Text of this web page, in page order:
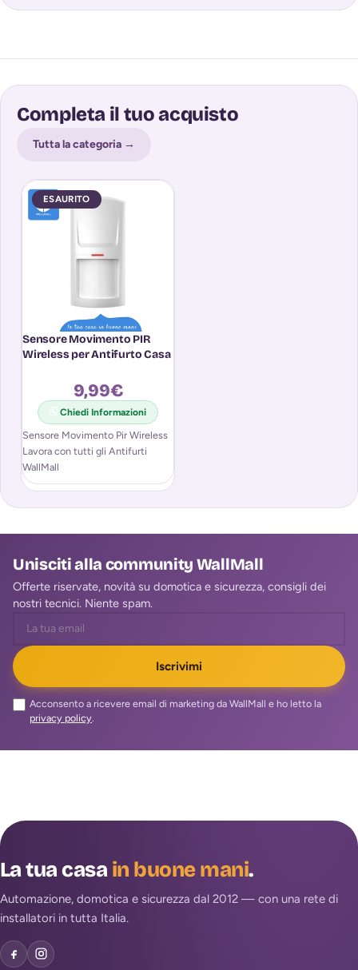
Completa il tuo acquisto
Tutta la categoria →
ESAURITO
Sensore Movimento PIR
Wireless per Antifurto Casa
9,99€
Chiedi Informazioni
Sensore Movimento Pir Wireless
Lavora con tutti gli Antifurti
WallMall
Unisciti alla community WallMall
Offerte riservate, novità su domotica e sicurezza, consigli dei
nostri tecnici. Niente spam.
Iscrivimi
Acconsento a ricevere email di marketing da WallMall e ho letto la
privacy policy
La tua casain buone mani.
Automazione, domotica e sicurezza dal 2012 — con una rete di
installatori in tutta Italia.